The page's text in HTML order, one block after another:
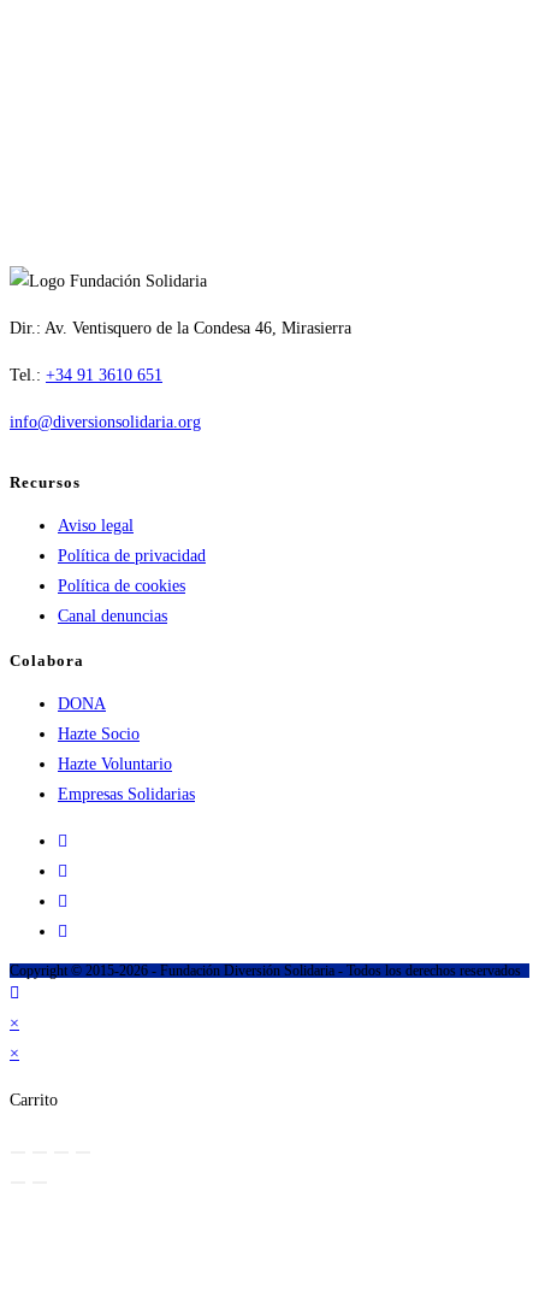
Dir.: Av. Ventisquero de la Condesa 46, Mirasierra
Tel.: +34 91 3610 651
info@diversionsolidaria.org
Recursos
Aviso legal
Política de privacidad
Política de cookies
Canal denuncias
Colabora
DONA
Hazte Socio
Hazte Voluntario
Empresas Solidarias
Copyright © 2015-2026 - Fundación Diversión Solidaria - Todos los derechos reservados
×
×
Carrito